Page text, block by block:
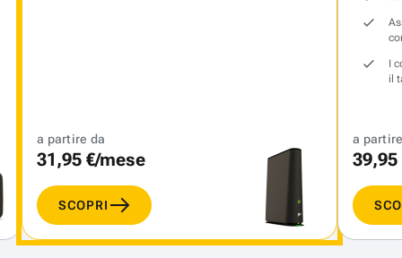
a partire da
31,95 €/mese
SCOPRI
I
il
a